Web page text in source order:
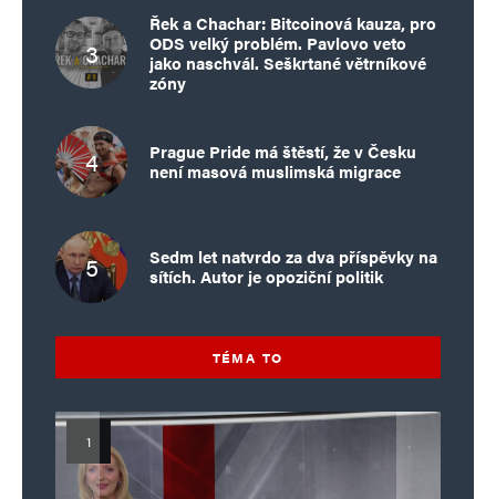
Nikdo samozřejmě nic netušil a nikdo za
nic nemůže.
Jsem depresivní z jáhna Jurigy a správce
tučných církevních restitucí.
Snad nové vedení Biskupského paláce se
postaví ke skandálu čelem.
Hraničář
Dva roky mě znásilňoval, říká podřízená.
……………..
Jó, jó, to jsou takové perličky ze života.
I jiná věřící, 36 let, udala faráře, že vždy,
Odpovědět
Řek a Chachar: Bitcoinová kauza, pro
ODS velký problém. Pavlovo veto
jako naschvál. Seškrtané větrníkové
zóny
Prague Pride má štěstí, že v Česku
není masová muslimská migrace
Sedm let natvrdo za dva příspěvky na
sítích. Autor je opoziční politik
TÉMA TO